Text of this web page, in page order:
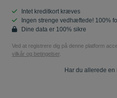
Intet kreditkort kræves
Ingen strenge vedhæftede! 100%
Dine data er 100% sikre
Ved at registrere dig på denne platform
vilkår og betingelser
Har du allerede en